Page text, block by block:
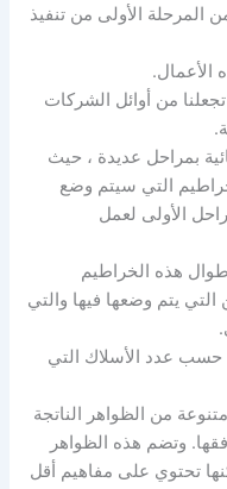
المرحلة الأولى من تنفيذ
الأعمال.
تجعلنا من أوائل الشركات
بمراحل عديدة ، حيث
التي سيتم وضع
الأولى لعمل
هذه الخراطيم
يتم وضعها فيها والتي
حسب عدد الأسلاك التي
من الظواهر الناتجة
وتضم هذه الظواهر
تحتوي على مفاهيم أقل